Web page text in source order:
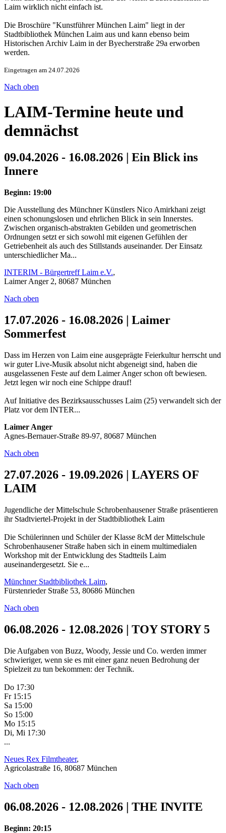
Laim wirklich nicht einfach ist.
Die Broschüre "Kunstführer München Laim" liegt in der
Stadtbibliothek München Laim aus und kann ebenso beim
Historischen Archiv Laim in der Byecherstraße 29a erworben
werden.
Eingetragen am 24.07.2026
Nach oben
LAIM-Termine heute und
demnächst
09.04.2026 - 16.08.2026 | Ein Blick ins
Innere
Beginn: 19:00
Die Ausstellung des Münchner Künstlers Nico Amirkhani zeigt
einen schonungslosen und ehrlichen Blick in sein Innerstes.
Zwischen organisch-abstrakten Gebilden und geometrischen
Ordnungen setzt er sich sowohl mit eigenen Gefühlen der
Getriebenheit als auch des Stillstands auseinander. Der Einsatz
unterschiedlicher Ma...
INTERIM - Bürgertreff Laim e.V.,
Laimer Anger 2, 80687 München
Nach oben
17.07.2026 - 16.08.2026 | Laimer
Sommerfest
Dass im Herzen von Laim eine ausgeprägte Feierkultur herrscht und
wir guter Live-Musik absolut nicht abgeneigt sind, haben die
ausgelassenen Feste auf dem Laimer Anger schon oft bewiesen.
Jetzt legen wir noch eine Schippe drauf!
Auf Initiative des Bezirksausschusses Laim (25) verwandelt sich der
Platz vor dem INTER...
Laimer Anger
Agnes-Bernauer-Straße 89-97, 80687 München
Nach oben
27.07.2026 - 19.09.2026 | LAYERS OF
LAIM
Jugendliche der Mittelschule Schrobenhausener Straße präsentieren
ihr Stadtviertel-Projekt in der Stadtbibliothek Laim
Die Schülerinnen und Schüler der Klasse 8cM der Mittelschule
Schrobenhausener Straße haben sich in einem multimedialen
Workshop mit der Entwicklung des Stadtteils Laim
auseinandergesetzt. Sie e...
Münchner Stadtbibliothek Laim,
Fürstenrieder Straße 53, 80686 München
Nach oben
06.08.2026 - 12.08.2026 | TOY STORY 5
Die Aufgaben von Buzz, Woody, Jessie und Co. werden immer
schwieriger, wenn sie es mit einer ganz neuen Bedrohung der
Spielzeit zu tun bekommen: der Technik.
Do 17:30
Fr 15:15
Sa 15:00
So 15:00
Mo 15:15
Di, Mi 17:30
...
Neues Rex Filmtheater,
Agricolastraße 16, 80687 München
Nach oben
06.08.2026 - 12.08.2026 | THE INVITE
Beginn: 20:15